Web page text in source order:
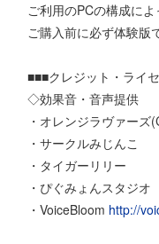
ご利用のPCの構成に
ご購入前に必ず体験版
■■■クレジット・ライ
◇効果音・音声提供
・オレンジラヴァーズ
・サークルみじんこ
・タイガーリリー
・ぴぐみょんスタジオ
・VoiceBloom http://